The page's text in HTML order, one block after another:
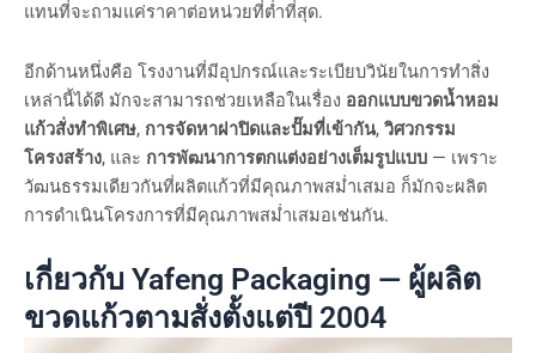
แทนที่จะถามแค่ราคาต่อหน่วยที่ต่ำที่สุด.
อีกด้านหนึ่งคือ โรงงานที่มีอุปกรณ์และระเบียบวินัยในการทำสิ่ง
เหล่านี้ได้ดี มักจะสามารถช่วยเหลือในเรื่อง ออกแบบขวดน้ำหอม
แก้วสั่งทำพิเศษ, การจัดหาฝาปิดและปั๊มที่เข้ากัน, วิศวกรรม
โครงสร้าง, และ การพัฒนาการตกแต่งอย่างเต็มรูปแบบ — เพราะ
วัฒนธรรมเดียวกันที่ผลิตแก้วที่มีคุณภาพสม่ำเสมอ ก็มักจะผลิต
การดำเนินโครงการที่มีคุณภาพสม่ำเสมอเช่นกัน.
เกี่ยวกับ Yafeng Packaging — ผู้ผลิต
ขวดแก้วตามสั่งตั้งแต่ปี 2004